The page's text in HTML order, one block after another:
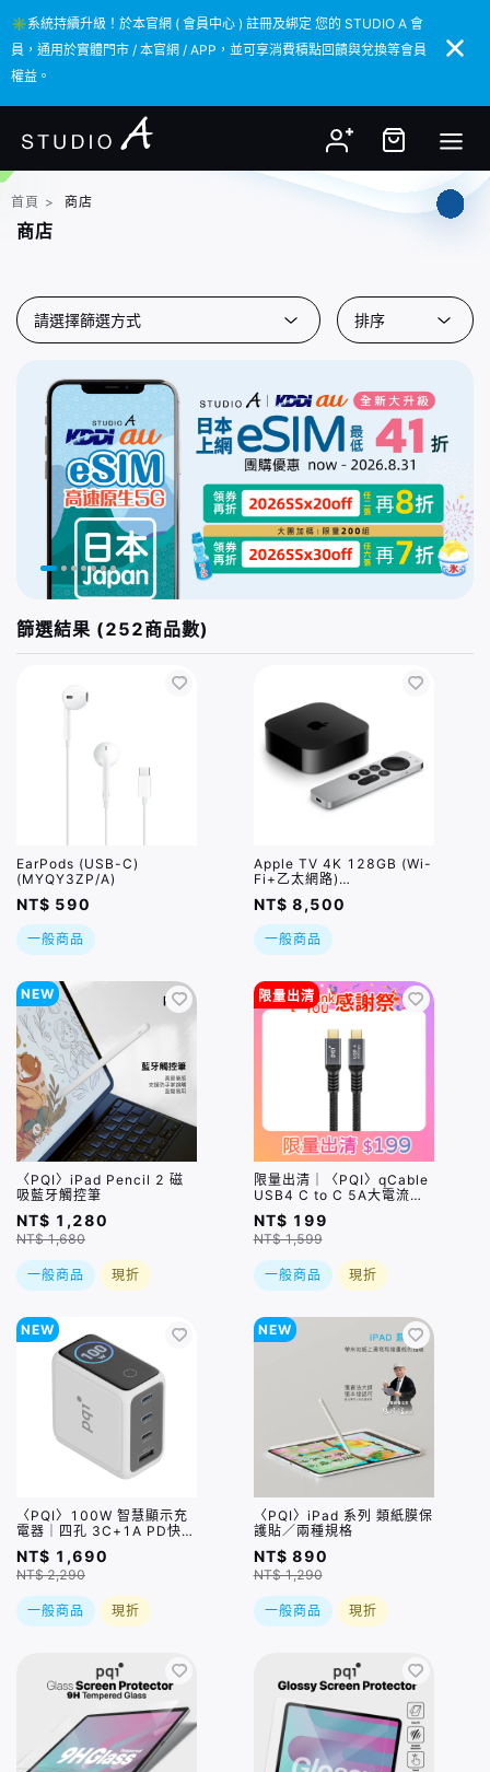
✳️系統持續升級！於本官網 ( 會員中心 ) 註冊及綁定 您的 STUDIO A 會
員，通用於實體門市 / 本官網 / APP，並可享消費積點回饋與兌換等會員
權益。
✳️系統持續升級！於本官網 ( 會員中心 ) 註冊及綁定 您的 STUDIO A 會
員，通用於實體門市 / 本官網 / APP，並可享消費積點回饋與兌換等會員
權益。
首頁 > 商店
商店
請選擇篩選方式 排序
篩選結果 (252商品數)
EarPods (USB-C)
(MYQY3ZP/A)
NT$ 590
一般商品
Apple TV 4K 128GB (Wi-
Fi+乙太網路)
(MN893TA/A)
NT$ 8,500
一般商品
NEW
〈PQI〉iPad Pencil 2 磁
吸藍牙觸控筆
NT$ 1,280
NT$ 1,680
一般商品 現折
限量出清
限量出清｜〈PQI〉qCable
USB4 C to C 5A大電流快
充傳輸線 (100cm) 盒損品S
NT$ 199
NT$ 1,599
一般商品 現折
NEW
〈PQI〉100W 智慧顯示充
電器｜四孔 3C+1A PD快充
充電器（PDC100WS1）
NT$ 1,690
NT$ 2,290
一般商品 現折
NEW
〈PQI〉iPad 系列 類紙膜保
護貼／兩種規格
NT$ 890
NT$ 1,290
一般商品 現折